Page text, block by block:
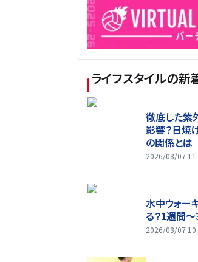
ライフスタイルの新
徹底した紫
影響？日焼
の関係とは
2026/08/07
水中ウォー
る？1週間
2026/08/07